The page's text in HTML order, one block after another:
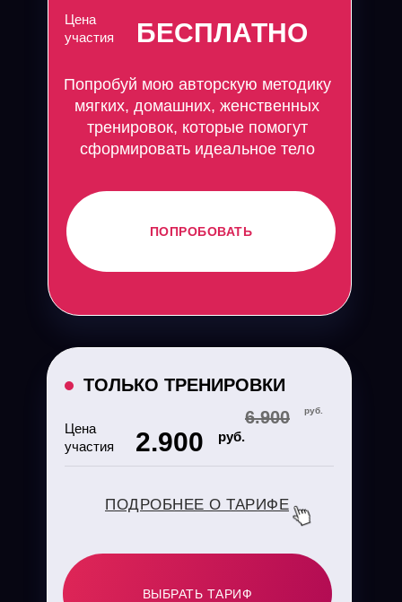
Цена
участия
БЕСПЛАТНО
Попробуй мою авторскую методику
мягких, домашних, женственных
тренировок, которые помогут
сформировать идеальное тело
ПОПРОБОВАТЬ
ТОЛЬКО ТРЕНИРОВКИ
ВЫБРАТЬ ТАРИФ
Цена
участия
2.900 руб.
6.900 руб.
ПОДРОБНЕЕ О ТАРИФЕ